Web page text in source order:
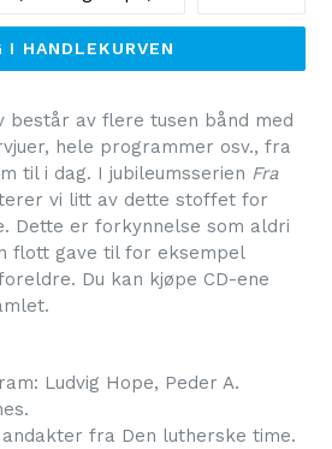
I HANDLEKURVEN
består av flere tusen bånd med
hele programmer osv., fra
til i dag. I jubileumsserien Fra
vi litt av dette stoffet for
Dette er forkynnelse som aldri
flott gave til for eksempel
Du kan kjøpe CD-ene
Ludvig Hope, Peder A.
fra Den lutherske time.